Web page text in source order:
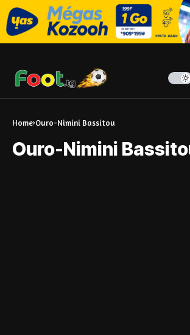
Home Ouro-Nimini Bassitou
Ouro-Nimini